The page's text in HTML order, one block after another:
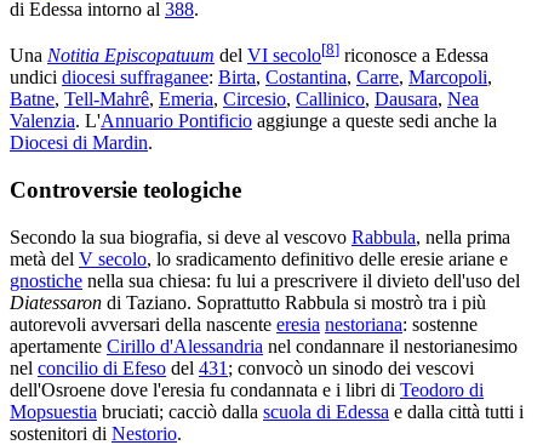
di Edessa intorno al 388.
Una Notitia Episcopatuum del VI secolo[8] riconosce a Edessa
undici diocesi suffraganee: Birta, Costantina, Carre, Marcopoli,
Batne, Tell-Mahrê, Emeria, Circesio, Callinico, Dausara, Nea
Valenzia. L'Annuario Pontificio aggiunge a queste sedi anche la
Diocesi di Mardin.
Controversie teologiche
Secondo la sua biografia, si deve al vescovo Rabbula, nella prima
metà del V secolo, lo sradicamento definitivo delle eresie ariane e
gnostiche nella sua chiesa: fu lui a prescrivere il divieto dell'uso del
Diatessaron di Taziano. Soprattutto Rabbula si mostrò tra i più
autorevoli avversari della nascente eresia nestoriana: sostenne
apertamente Cirillo d'Alessandria nel condannare il nestorianesimo
nel concilio di Efeso del 431 ; convocò un sinodo dei vescovi
dell'Osroene dove l'eresia fu condannata e i libri di Teodoro di
Mopsuestia bruciati; cacciò dalla scuola di Edessa e dalla città tutti i
sostenitori di Nestorio.